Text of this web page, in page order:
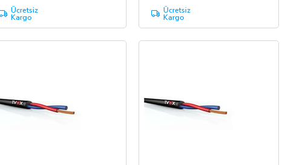
Ücretsiz
Kargo
Ücretsiz
Kargo